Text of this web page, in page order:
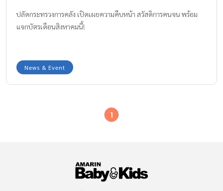
ปลัดกระทรวงการคลัง เปิดเผยความคืบหน้า สวัสดิการคนจน พร้อม
แจกบัตรเดือนสิงหาคมนี้!
News & Event
1